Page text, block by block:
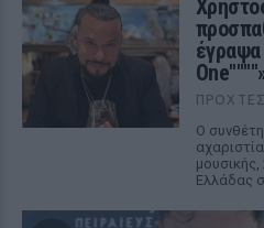
ΠΡΟΧΤΈΣ
Ο
μουσικής,
Ελλάδας